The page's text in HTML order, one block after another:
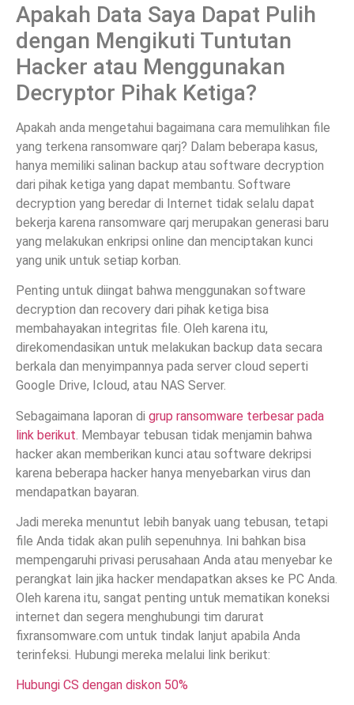
Apakah Data Saya Dapat Pulih
dengan Mengikuti Tuntutan
Hacker atau Menggunakan
Decryptor Pihak Ketiga?
Apakah anda mengetahui bagaimana cara memulihkan file
yang terkena ransomware qarj? Dalam beberapa kasus,
hanya memiliki salinan backup atau software decryption
dari pihak ketiga yang dapat membantu. Software
decryption yang beredar di Internet tidak selalu dapat
bekerja karena ransomware qarj merupakan generasi baru
yang melakukan enkripsi online dan menciptakan kunci
yang unik untuk setiap korban.
Penting untuk diingat bahwa menggunakan software
decryption dan recovery dari pihak ketiga bisa
membahayakan integritas file. Oleh karena itu,
direkomendasikan untuk melakukan backup data secara
berkala dan menyimpannya pada server cloud seperti
Google Drive, Icloud, atau NAS Server.
Sebagaimana laporan di grup ransomware terbesar pada
link berikut . Membayar tebusan tidak menjamin bahwa
hacker akan memberikan kunci atau software dekripsi
karena beberapa hacker hanya menyebarkan virus dan
mendapatkan bayaran.
Jadi mereka menuntut lebih banyak uang tebusan, tetapi
file Anda tidak akan pulih sepenuhnya. Ini bahkan bisa
mempengaruhi privasi perusahaan Anda atau menyebar ke
perangkat lain jika hacker mendapatkan akses ke PC Anda.
Oleh karena itu, sangat penting untuk mematikan koneksi
internet dan segera menghubungi tim darurat
fixransomware.com untuk tindak lanjut apabila Anda
terinfeksi. Hubungi mereka melalui link berikut:
Hubungi CS dengan diskon 50%